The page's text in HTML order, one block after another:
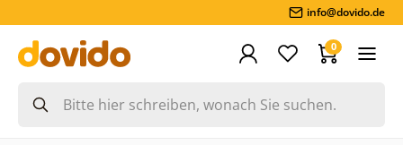
info@dovido.de
0